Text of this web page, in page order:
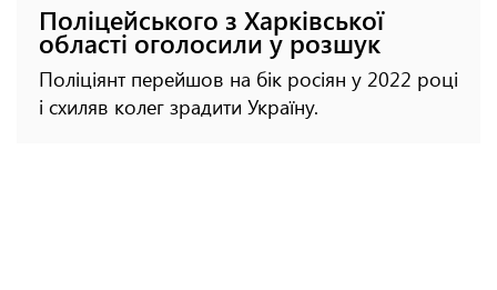
Поліцейського з Харківської
області оголосили у розшук
Поліціянт перейшов на бік росіян у 2022 році
і схиляв колег зрадити Україну.